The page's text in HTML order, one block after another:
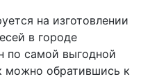
на изготовлении
в городе
по самой выгодной
можно обратившись к